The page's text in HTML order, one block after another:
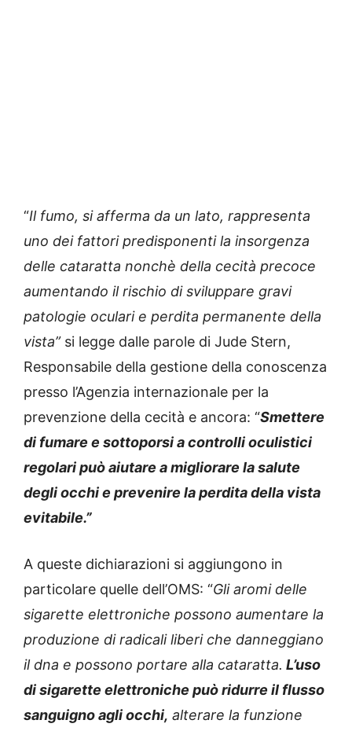
“Il fumo, si afferma da un lato, rappresenta
uno dei fattori predisponenti la insorgenza
delle cataratta nonchè della cecità precoce
aumentando il rischio di sviluppare gravi
patologie oculari e perdita permanente della
vista”si legge dalle parole di Jude Stern,
Responsabile della gestione della conoscenza
presso l’Agenzia internazionale per la
prevenzione della cecità e ancora: “Smettere
di fumare e sottoporsi a controlli oculistici
regolari può aiutare a migliorare la salute
degli occhi e prevenire la perdita della vista
evitabile.”
A queste dichiarazioni si aggiungono in
particolare quelle dell’OMS: “Gli aromi delle
sigarette elettroniche possono aumentare la
produzione di radicali liberi che danneggiano
ildna e possono portare alla cataratta. L’uso
di sigarette elettroniche può ridurre il flusso
sanguigno agli occhi, alterare la funzione